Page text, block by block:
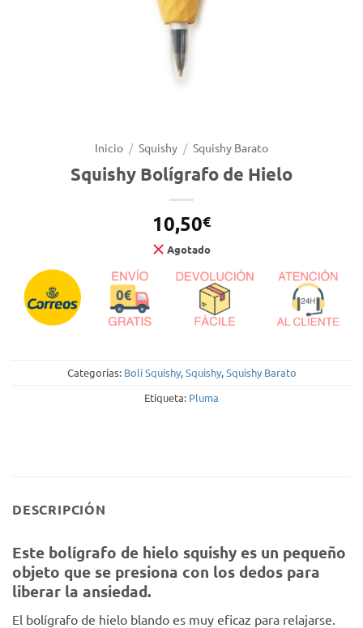
Inicio / Squishy / Squishy Barato
Squishy Bolígrafo de Hielo
10,50€
Agotado
Categorías: Bolí Squishy,Squishy,Squishy Barato
Etiqueta: Pluma
DESCRIPCIÓN
Este bolígrafo de hielo squishy es un pequeño
objeto que se presiona con los dedos para
liberar la ansiedad.
El bolígrafo de hielo blando es muy eficaz para relajarse.